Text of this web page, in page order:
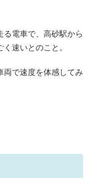
る電車で、高砂駅から
速いとのこと。
両で速度を体感してみ